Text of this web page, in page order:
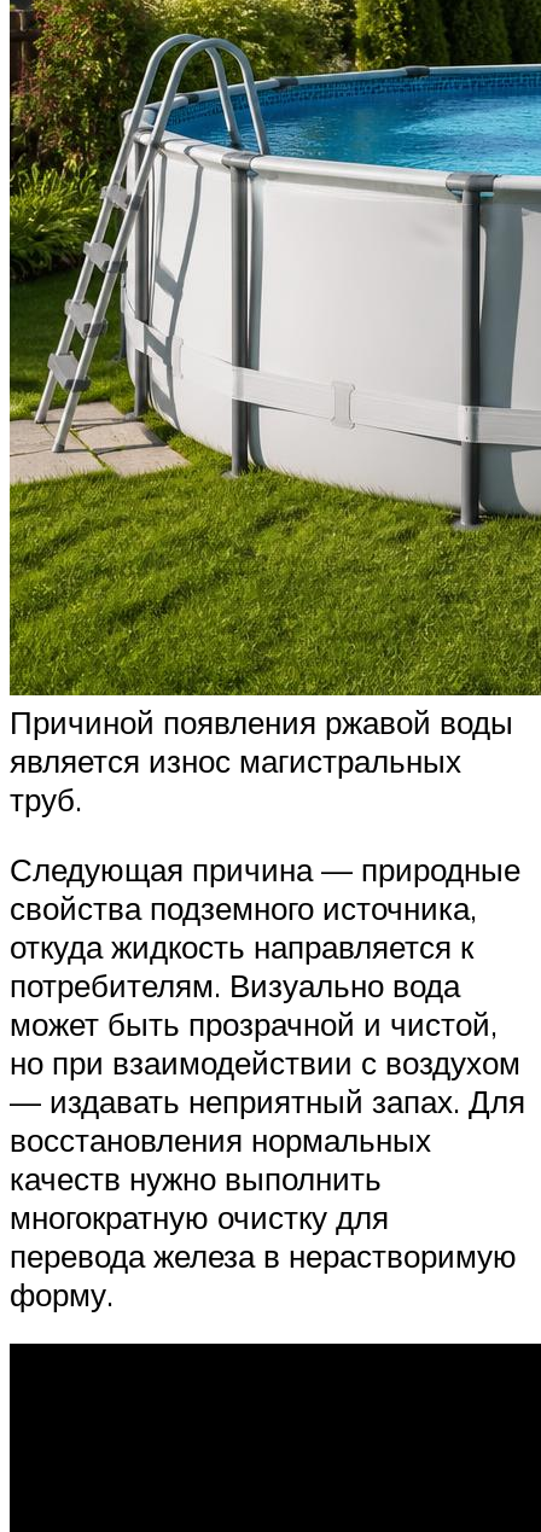
Причиной появления ржавой воды
является износ магистральных
труб.
Следующая причина — природные
свойства подземного источника,
откуда жидкость направляется к
потребителям. Визуально вода
может быть прозрачной и чистой,
но при взаимодействии с воздухом
— издавать неприятный запах. Для
восстановления нормальных
качеств нужно выполнить
многократную очистку для
перевода железа в нерастворимую
форму.